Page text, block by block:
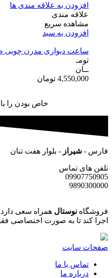
افزودن به علاقه مندی ها
علاقه مندی
مشاهده سریع
افزودن به سبد
ساعت دیواری مدرن چوبی
تومـ
ــان
4,550,000 تومان
خاص بودن را با
فارس - شیراز - بلوار هفت تنان
تلفن های تماس
09907750905
9890300000
فروشگاه نوستال همراه سعی
اجرا کند تا به صورت اختصاصی
صفحات سایت
تماس با ما
درباره ما